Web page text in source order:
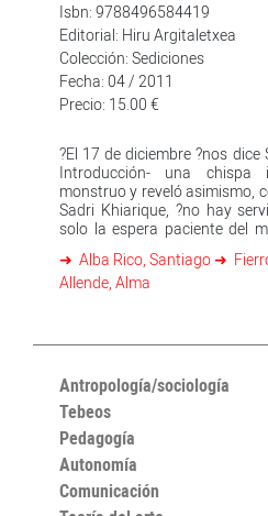
Isbn: 9788496584419
Editorial: Hiru Argitaletxea
Colección: Sediciones
Fecha: 04 / 2011
Precio: 15.00 €
?El 17 de diciembre ?nos
Introducción- una
monstruo y reveló asimismo,
Sadri Khiarique, ?no hay
solo la espera paciente del
a 100 personas en todo el
denominado ?guía de viaje?
Túnez. Hasta el último
le mandaban su apoyo
ofrecer fuerzas de policía y
gobiernos, una ministra
particular para ver la manera
Teniendo perdida la batalla, la
la calle a saquear
se enfrentaba a su
Daniel fierro: ?Occidente,
Alba Rico, Santiago
Allende, Alma
Antropología/sociología
Tebeos
Pedagogía
Autonomía
Comunicación